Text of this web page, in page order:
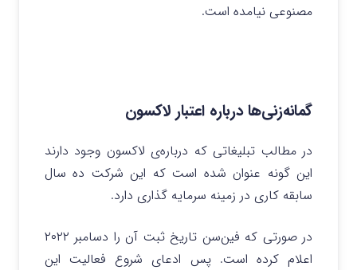
مصنوعی نیامده است.
گمانه‌زنی‌ها درباره اعتبار لاکسون
در مطالب تبلیغاتی که درباره‌ی لاکسون وجود دارند
این گونه عنوان شده است که این شرکت ده سال
سابقه کاری در زمینه سرمایه گذاری دارد.
در صورتی که فین‌سن تاریخ ثبت آن را دسامبر ۲۰۲۲
اعلام کرده است. پس ادعای شروع فعالیت این